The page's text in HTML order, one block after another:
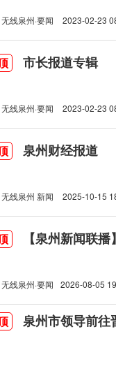
无线泉州·要闻 2023-02-23
市长报道专辑
无线泉州·要闻 2023-02-23
泉州财经报道
无线泉州 新闻 2025-10-15
【泉州新闻联
无线泉州·要闻 2026-08-05
泉州市领导前往